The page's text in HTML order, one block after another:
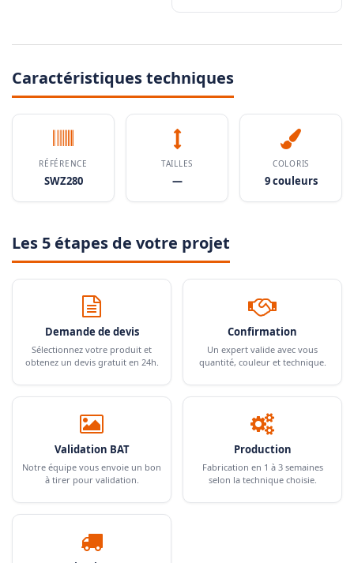
Caractéristiques techniques
RÉFÉRENCE
SWZ280
TAILLES
—
COLORIS
9 couleurs
Les 5 étapes de votre projet
Demande de devis
Sélectionnez votre produit et
obtenez un devis gratuit en 24h.
Confirmation
Un expert valide avec vous
quantité, couleur et technique.
Validation BAT
Notre équipe vous envoie un bon
à tirer pour validation.
Production
Fabrication en 1 à 3 semaines
selon la technique choisie.